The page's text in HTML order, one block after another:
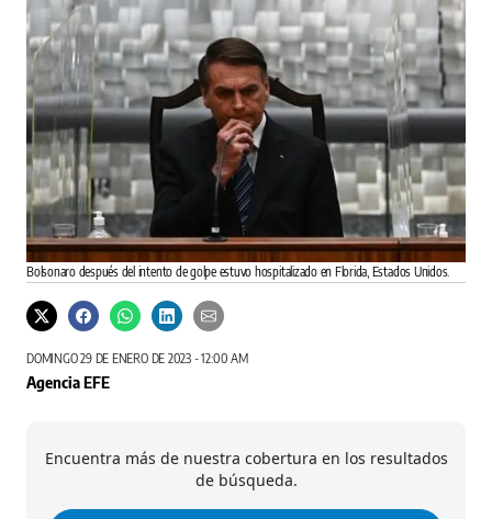
Bolsonaro después del intento de golpe estuvo hospitalizado en Florida, Estados Unidos.
DOMINGO 29 DE ENERO DE 2023 - 12:00 AM
Agencia EFE
Encuentra más de nuestra cobertura en los resultados
de búsqueda.